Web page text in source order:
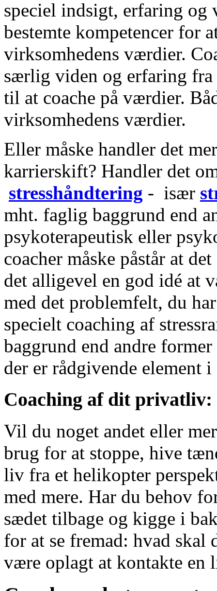
speciel indsigt, erfaring og
bestemte kompetencer for
virksomhedens værdier.
særlig viden og erfaring fra
til at coache på værdier.
virksomhedens værdier.
Eller måske handler det
karrierskift? Handler det
stresshåndtering - især
mht. faglig baggrund end
psykoterapeutisk eller
coacher måske påstår at
det alligevel en god idé at
med det problemfelt, du
specielt coaching af
baggrund end andre
der er rådgivende element i
Coaching af dit privatliv:
Vil du noget andet eller
brug for at stoppe, hive
liv fra et helikopter
med mere. Har du behov
sædet tilbage og kigge i
for at se fremad: hvad
være oplagt at kontakte en